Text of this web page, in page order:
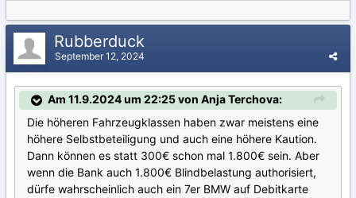
Rubberduck
September 12, 2024
Am 11.9.2024 um 22:25 von Anja Terchova:
Die höheren Fahrzeugklassen haben zwar meistens eine
höhere Selbstbeteiligung und auch eine höhere Kaution.
Dann können es statt 300€ schon mal 1.800€ sein. Aber
wenn die Bank auch 1.800€ Blindbelastung authorisiert,
dürfe wahrscheinlich auch ein 7er BMW auf Debitkarte